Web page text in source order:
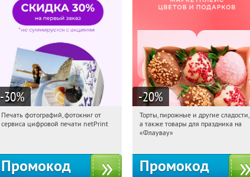
-30%
09:15:33 Получили:
Печать фотографий, фотокниг от
сервиса цифровой печати netPrint
Промокод
-20%
09:15:33 Получили:
Россия
Торты, пирожные и другие сладости,
а также товары для праздника на
«Флаувау»
Промокод